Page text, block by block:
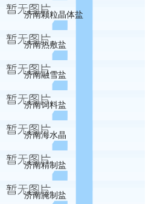
济南颗粒晶体盐
济南热敷盐
济南融雪盐
济南饲料盐
济南海水晶
济南精制盐
济南腌制盐